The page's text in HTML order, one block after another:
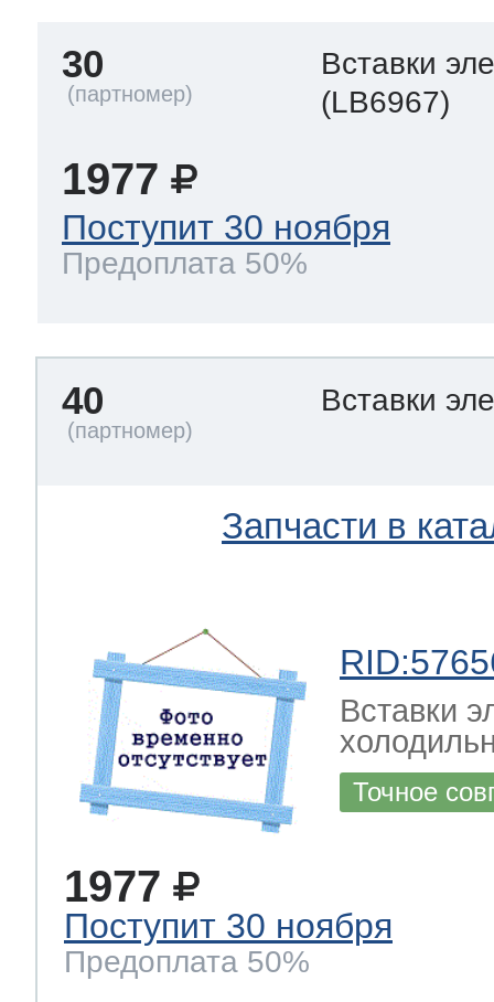
30
Вставки
(LB6967)
1977
Поступит 30 ноября
Предоплата 50%
40 Вставки
Запчасти в
Вставки
Точное
1977
Поступит 30 ноября
Предоплата 50%